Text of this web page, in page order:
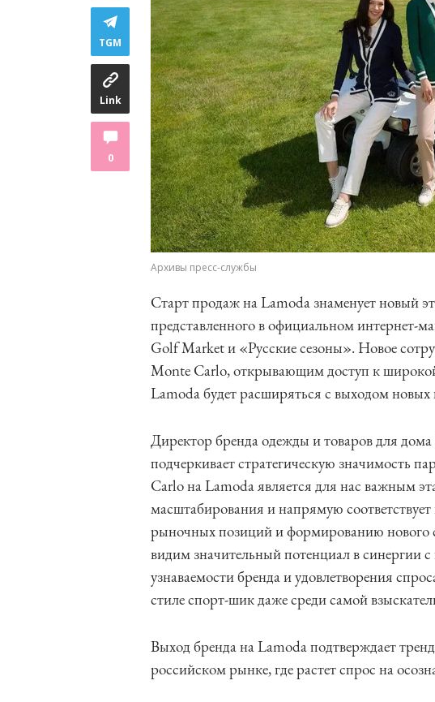
TGM
Link
0
Архивы пресс-службы
Старт продаж на Lamoda знаменует новый
представленного в официальном интернет-
Golf Market и «Русские сезоны». Новое
Monte Carlo, открывающим доступ к
Lamoda будет расширяться с выходом новых
Директор бренда одежды и товаров для
подчеркивает стратегическую значимость
Carlo на Lamoda является для нас важным
масштабирования и напрямую
рыночных позиций и формированию нового
видим значительный потенциал в синергии
узнаваемости бренда и удовлетворения
стиле спорт-шик даже среди самой
Выход бренда на Lamoda подтверждает
российском рынке, где растет спрос на